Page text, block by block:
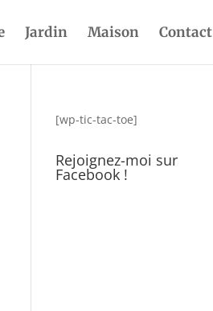
Jardin Maison Contact
[wp-tic-tac-toe]
Rejoignez-moi sur
Facebook !